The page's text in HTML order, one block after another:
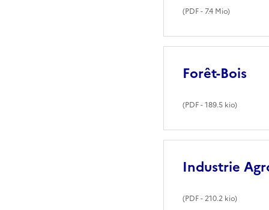
(PDF- 7.4 Mio)
Forêt-Bois
(PDF- 189.5 kio)
Industrie
(PDF- 210.2 kio)